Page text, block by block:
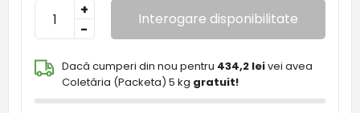
-
+ Interogare disponibilitate
Dacă cumperi din nou pentru 434,2 leivei avea
Coletăria (Packeta) 5 kg gratuit!